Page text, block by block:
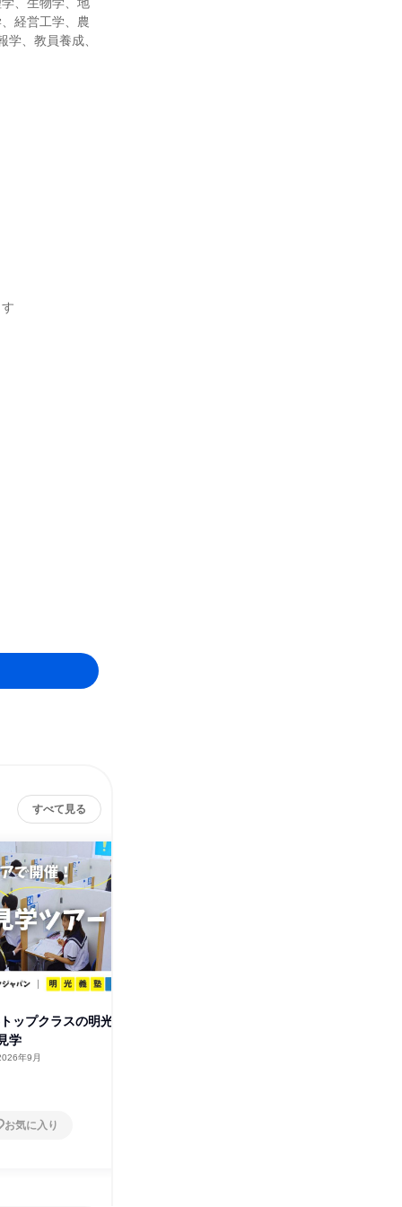
経営工学、農
、教員養成、
すべて見る
ップクラスの明光
学
年9月
お気に入り